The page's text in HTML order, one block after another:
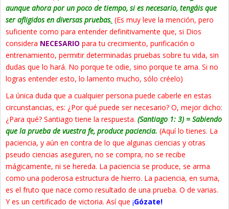
aunque ahora por un poco de tiempo, si es necesario, tengáis que
ser afligidos en diversas pruebas. (Es muy leve la mención, pero
suficiente como para entender definitivamente que, si Dios
considera NECESARIO para tu crecimiento, purificación o
entrenamiento, permitir determinadas pruebas sobre tu vida, sin
dudas que lo hará. No porque te odie, sino porque te ama. Si no
logras entender esto, lo lamento mucho, sólo créelo)
La única duda que a cualquier persona puede caberle en estas
circunstancias, es: ¿Por qué puede ser necesario? O, mejor dicho:
¿Para qué? Santiago tiene la respuesta. (Santiago 1: 3) = Sabiendo
que la prueba de vuestra fe, produce paciencia. (Aquí lo tienes. La
paciencia, y aún en contra de lo que algunas ciencias y otras
pseudo ciencias aseguren, no se compra, no se recibe
mágicamente, ni se hereda. La paciencia se produce, se arma
como una poderosa estructura de hierro. La paciencia, en suma,
es el fruto que nace como resultado de una prueba. O de varias.
Y es un certificado de victoria. Así que ¡Gózate!